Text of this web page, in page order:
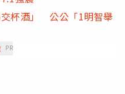
杯酒」 公公「1明智舉
PR